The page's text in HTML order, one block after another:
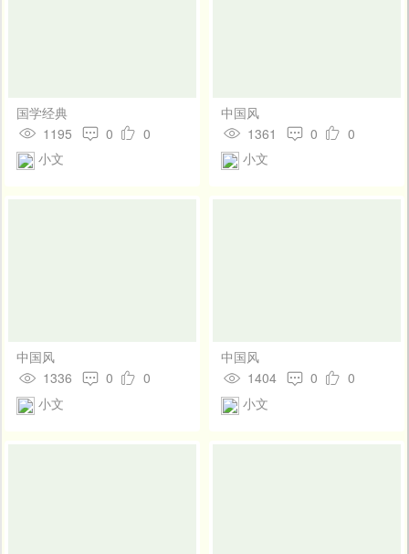
国学经典
1195
0
0
小文
中国风
1361
0
0
小文
中国风
1336
0
0
小文
中国风
1404
0
0
小文